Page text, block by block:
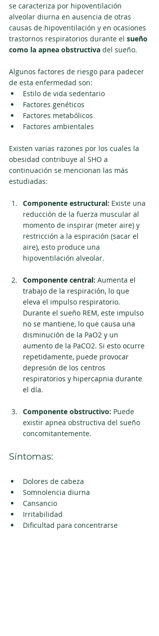
se caracteriza por hipoventilación
alveolar diurna en ausencia de otras
causas de hipoventilación y en ocasiones
trastornos respiratorios durante el sueño
como la apnea obstructiva del sueño.
Algunos factores de riesgo para padecer
de esta enfermedad son:
Estilo de vida sedentario
Factores genéticos
Factores metabólicos
Factores ambientales
Existen varias razones por los cuales la
obesidad contribuye al SHO a
continuación se mencionan las más
estudiadas:
Componente estructural: Existe una
reducción de la fuerza muscular al
momento de inspirar (meter aire) y
restricción a la espiración (sacar el
aire), esto produce una
hipoventilación alveolar.
Componente central: Aumenta el
trabajo de la respiración, lo que
eleva el impulso respiratorio.
Durante el sueño REM, este impulso
no se mantiene, lo que causa una
disminución de la PaO2 y un
aumento de la PaCO2. Si esto ocurre
repetidamente, puede provocar
depresión de los centros
respiratorios y hipercapnia durante
el día.
Componente obstructivo: Puede
existir apnea obstructiva del sueño
concomitantemente.
Síntomas:
Dolores de cabeza
Somnolencia diurna
Cansancio
Irritabilidad
Dificultad para concentrarse